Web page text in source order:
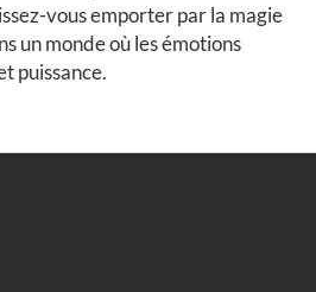
vous emporter par la magie
un monde où les émotions
puissance.